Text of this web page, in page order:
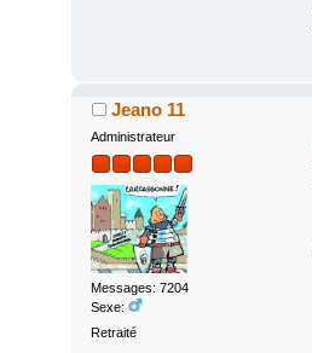
Jeano 11
Administrateur
Messages: 7204
Sexe:
Retraité